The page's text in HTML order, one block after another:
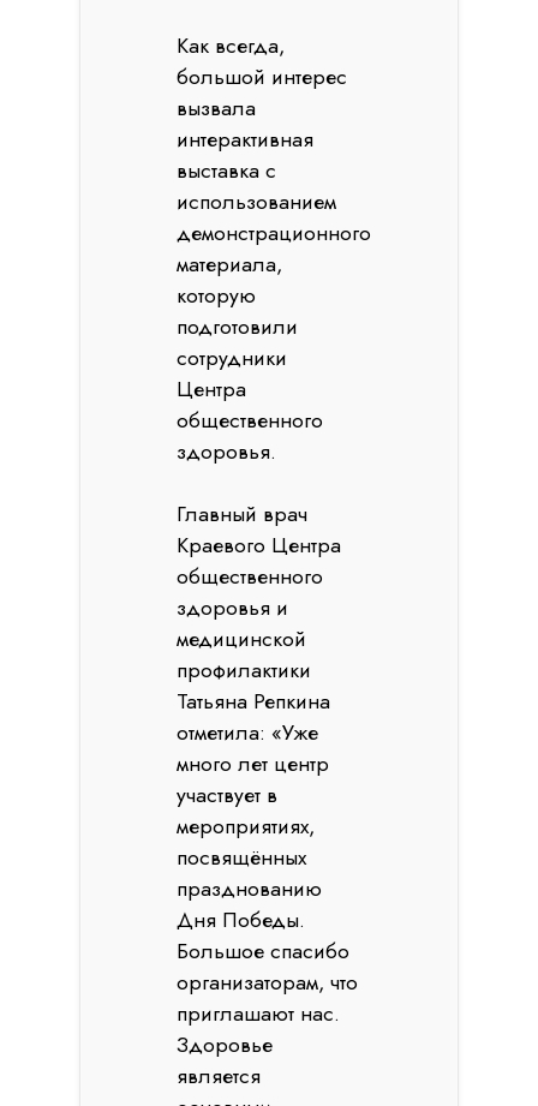
Как всегда,
большой интерес
вызвала
интерактивная
выставка с
использованием
демонстрационного
материала,
которую
подготовили
сотрудники
Центра
общественного
здоровья.
Главный врач
Краевого Центра
общественного
здоровья и
медицинской
профилактики
Татьяна Репкина
отметила: «Уже
много лет центр
участвует в
мероприятиях,
посвящённых
празднованию
Дня Победы.
Большое спасибо
организаторам, что
приглашают нас.
Здоровье
является